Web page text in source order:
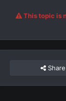
This topic is
Share